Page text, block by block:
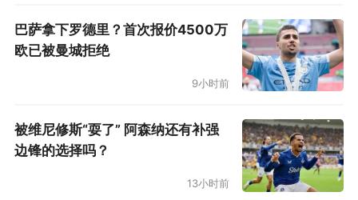
是他远没有杜兰特的好命。当年超音速为杜兰特
清洗旧部，将刘易斯、雷·阿伦全部扔掉，以杜兰
特为绝对核心，哪怕杜兰特菜鸟赛季初期狂打
铁，也是给他无限开火权。
每一位精英球员都是从千万次打铁中锤炼出
来的。湖人弄来洛尔·邓这尊神，那就是在压制英
巴萨拿下罗德里？首次报价4500万
欧已被曼城拒绝
9小时前
被维尼修斯“耍了” 阿森纳还有补强
边锋的选择吗？
13小时前